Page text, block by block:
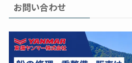
お問い合わせ